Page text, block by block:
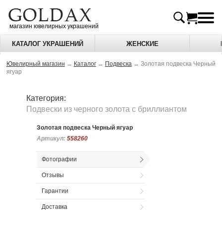
магазин ювелирных украшений
КАТАЛОГ УКРАШЕНИЙ ЖЕНСКИЕ
Ювелирный магазин → Каталог → Подвеска → Золотая подвеска Черный
ягуар
Категория:
Подвески из черного золота c бриллиантом
Золотая подвеска Черный ягуар
Артикул: 558260
Артикул: 558260
Фотографии
Отзывы
Гарантии
Доставка